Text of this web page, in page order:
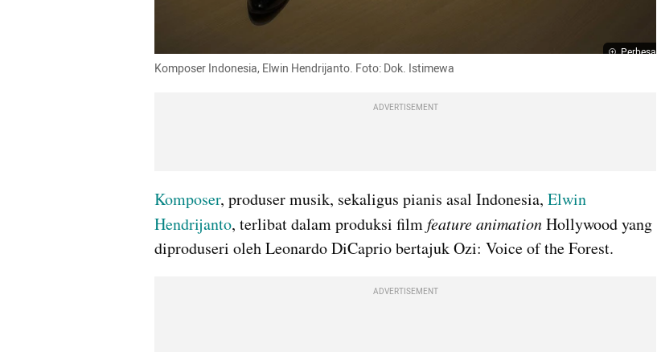
Perbesar
Komposer Indonesia, Elwin Hendrijanto. Foto: Dok. Istimewa
ADVERTISEMENT
Komposer, produser musik, sekaligus pianis asal Indonesia, Elwin
Hendrijanto, terlibat dalam produksi film feature animation Hollywood yang
diproduseri oleh Leonardo DiCaprio bertajuk Ozi: Voice of the Forest.
ADVERTISEMENT